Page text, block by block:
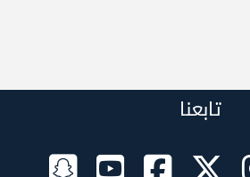
تابعنا